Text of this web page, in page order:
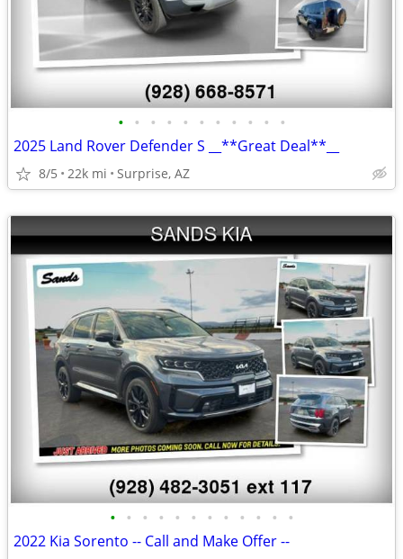
• • • • • • • • • • •
2025 Land Rover Defender S __**Great Deal**__
8/5 22k mi Surprise, AZ
• • • • • • • • • • • •
2022 Kia Sorento -- Call and Make Offer --